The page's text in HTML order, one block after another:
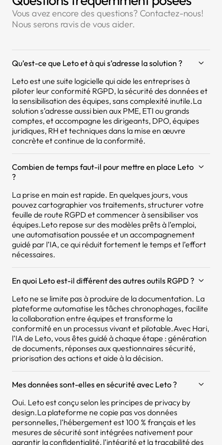
Vous avez encore des questions? Contactez-nous!
Nous serons ravis de vous aider.
Qu’est-ce que Leto et à qui s’adresse la solution ?
Leto est une suite logicielle qui aide les entreprises à
piloter leur conformité RGPD, la sécurité des données et
la sensibilisation des équipes, sans complexité inutile.La
solution s’adresse aussi bien aux PME, ETI ou grands
comptes, et accompagne les dirigeants, DPO, équipes
juridiques, RH et techniques dans la mise en œuvre
concrète et continue de la conformité.
Combien de temps faut-il pour mettre en place Leto
?
La prise en main est rapide. En quelques jours, vous
pouvez cartographier vos traitements, structurer votre
feuille de route RGPD et commencer à sensibiliser vos
équipes.Leto repose sur des modèles prêts à l’emploi,
une automatisation poussée et un accompagnement
guidé par l’IA, ce qui réduit fortement le temps et l’effort
nécessaires.
En quoi Leto est-il différent des autres outils RGPD ?
Leto ne se limite pas à produire de la documentation. La
plateforme automatise les tâches chronophages, facilite
la collaboration entre équipes et transforme la
conformité en un processus vivant et pilotable.Avec Hari,
l’IA de Leto, vous êtes guidé à chaque étape : génération
de documents, réponses aux questionnaires sécurité,
priorisation des actions et aide à la décision.
Mes données sont-elles en sécurité avec Leto ?
Oui. Leto est conçu selon les principes de privacy by
design.La plateforme ne copie pas vos données
personnelles, l’hébergement est 100 % français et les
mesures de sécurité sont intégrées nativement pour
garantir la confidentialité, l’intégrité et la traçabilité des